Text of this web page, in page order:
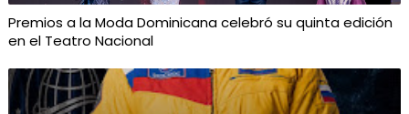
Premios a la Moda Dominicana celebró su quinta edición
en el Teatro Nacional